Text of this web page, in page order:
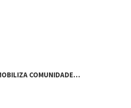
COMUNIDADE…